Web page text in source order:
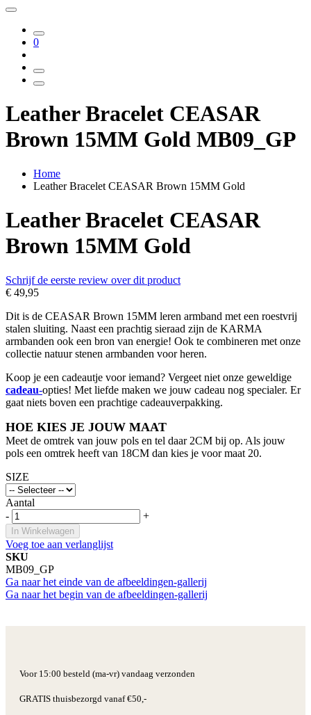
0
Leather Bracelet CEASAR
Brown 15MM Gold MB09_GP
Home
Leather Bracelet CEASAR Brown 15MM Gold
Leather Bracelet CEASAR
Brown 15MM Gold
Schrijf de eerste review over dit product
€ 49,95
Dit is de CEASAR Brown 15MM leren armband met een roestvrij
stalen sluiting. Naast een prachtig sieraad zijn de KARMA
armbanden ook een bron van energie! Ook te combineren met onze
collectie natuur stenen armbanden voor heren.
Koop je een cadeautje voor iemand? Vergeet niet onze geweldige
cadeau-opties! Met liefde maken we jouw cadeau nog specialer. Er
gaat niets boven een prachtige cadeauverpakking.
HOE KIES JE JOUW MAAT
Meet de omtrek van jouw pols en tel daar 2CM bij op. Als jouw
pols een omtrek heeft van 18CM dan kies je voor maat 20.
SIZE
Aantal
-
+
In Winkelwagen
Voeg toe aan verlanglijst
SKU
MB09_GP
Ga naar het einde van de afbeeldingen-gallerij
Ga naar het begin van de afbeeldingen-gallerij
Voor 15:00 besteld (ma-vr) vandaag verzonden
GRATIS thuisbezorgd vanaf €50,-